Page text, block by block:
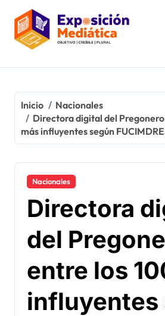
contenido
Inicio
Nacionales
Directora digital del
más influyentes según
Nacionales
Directora
del
entre los
influyentes